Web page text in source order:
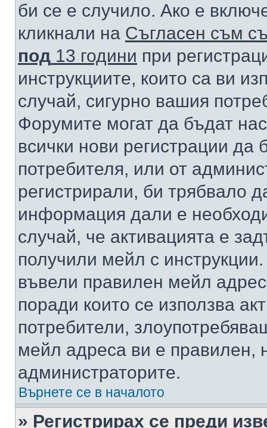
би се е случило. Ако е
кликнали на Съгласен съм
под 13 години при
инструкциите, които са ви
случай, сигурно вашия
Форумите могат да бъдат
всички нови регистрации да
потребителя, или от
регистрирали, би трябвало
информация дали е
случай, че активацията е
получили мейл с
въвели правилен мейл
поради които се използва
потребители,
мейл адреса ви е правилен,
администраторите.
Върнете се в началото
» Регистрирах се преди